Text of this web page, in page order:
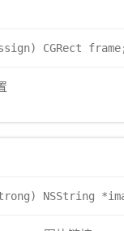
CGRect frame;
NSString